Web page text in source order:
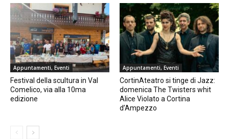
Appuntamenti, Eventi
Festival della scultura in Val
Comelico, via alla 10ma
edizione
Appuntamenti, Eventi
CortinAteatro si tinge di Jazz:
domenica The Twisters whit
Alice Violato a Cortina
d’Ampezzo